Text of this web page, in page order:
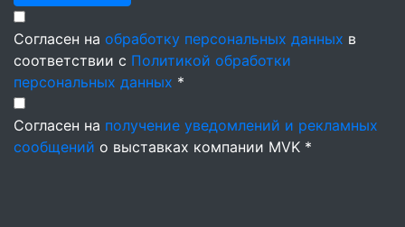
Согласен на обработку персональных данных в
соответствии с Политикой обработки
персональных данных *
Согласен на получение уведомлений и рекламных
сообщений о выставках компании MVK *